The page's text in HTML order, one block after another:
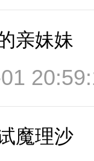
亲妹妹
魔理沙